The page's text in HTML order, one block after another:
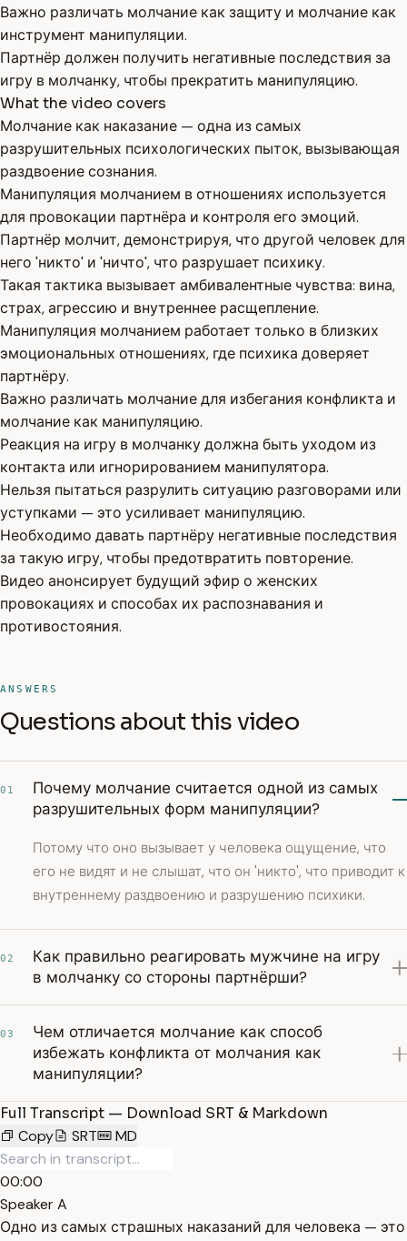
Важно различать молчание как защиту и молчание как
инструмент манипуляции.
Партнёр должен получить негативные последствия за
игру в молчанку, чтобы прекратить манипуляцию.
What the video covers
Молчание как наказание — одна из самых
разрушительных психологических пыток, вызывающая
раздвоение сознания.
Манипуляция молчанием в отношениях используется
для провокации партнёра и контроля его эмоций.
Партнёр молчит, демонстрируя, что другой человек для
него 'никто' и 'ничто', что разрушает психику.
Такая тактика вызывает амбивалентные чувства: вина,
страх, агрессию и внутреннее расщепление.
Манипуляция молчанием работает только в близких
эмоциональных отношениях, где психика доверяет
партнёру.
Важно различать молчание для избегания конфликта и
молчание как манипуляцию.
Реакция на игру в молчанку должна быть уходом из
контакта или игнорированием манипулятора.
Нельзя пытаться разрулить ситуацию разговорами или
уступками — это усиливает манипуляцию.
Необходимо давать партнёру негативные последствия
за такую игру, чтобы предотвратить повторение.
Видео анонсирует будущий эфир о женских
провокациях и способах их распознавания и
противостояния.
ANSWERS
Questions about this video
01
Почему молчание считается одной из самых
разрушительных форм манипуляции?
Потому что оно вызывает у человека ощущение, что
его не видят и не слышат, что он 'никто', что приводит к
внутреннему раздвоению и разрушению психики.
02
Как правильно реагировать мужчине на игру
в молчанку со стороны партнёрши?
03
Чем отличается молчание как способ
избежать конфликта от молчания как
манипуляции?
Full Transcript — Download SRT & Markdown
Copy
SRT MD
00:00
Speaker A
Одно из самых страшных наказаний для человека — это